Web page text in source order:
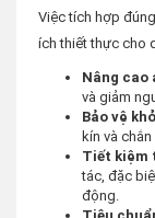
Việc tích hợp
ích thiết thực cho
Nâng cao
và giảm
Bảo vệ
kín và
Tiết kiệm
tác, đặc
động.